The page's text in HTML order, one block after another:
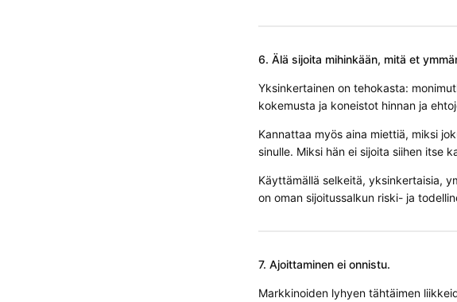
6. Älä sijoita mihinkään, mitä et
Yksinkertainen on tehokasta:
kokemusta ja koneistot hinnan ja
Kannattaa myös aina miettiä, miksi
sinulle. Miksi hän ei sijoita siihen itse
Käyttämällä selkeitä, yksinkertaisia,
on oman sijoitussalkun riski- ja
7. Ajoittaminen ei onnistu.
Markkinoiden lyhyen tähtäimen